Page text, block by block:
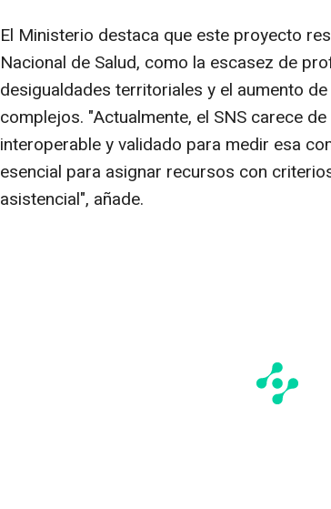
El Ministerio destaca que este proyecto
Nacional de Salud, como la escasez de
desigualdades territoriales y el aumento
complejos. "Actualmente, el SNS carece
interoperable y validado para medir esa
esencial para asignar recursos con
asistencial", añade.